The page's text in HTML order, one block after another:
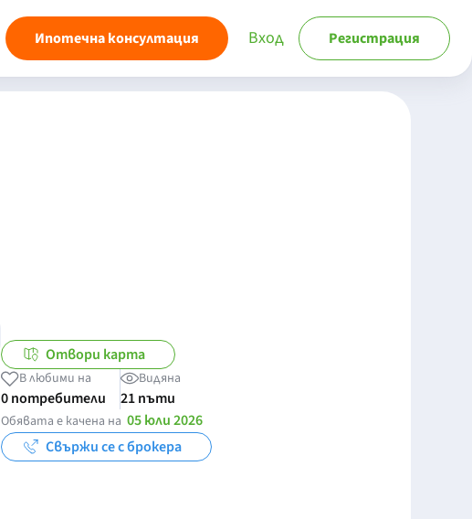
Ипотечна консултация Вход Регистрация
Отвори карта
В любими на
0 потребители
Видяна
21 пъти
Обявата е качена на 05 юли 2026
Свържи се с брокера